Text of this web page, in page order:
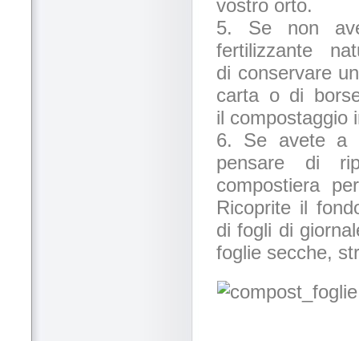
vostro orto.
5. Se non
fertilizzante
di conservare
carta o di
il compostaggio
6. Se avete a
pensare di
compostiera
Ricoprite il
di fogli di
foglie secche,